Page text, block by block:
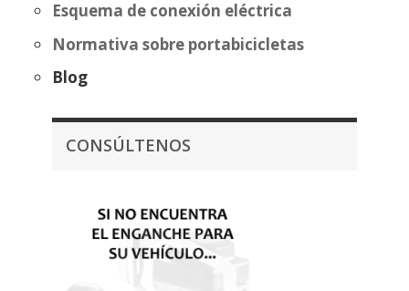
Esquema de conexión eléctrica
Normativa sobre portabicicletas
Blog
CONSÚLTENOS